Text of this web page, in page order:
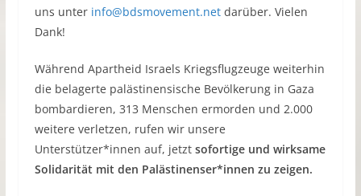
uns unter info@bdsmovement.netdarüber. Vielen
Dank!
Während Apartheid Israels Kriegsflugzeuge weiterhin
die belagerte palästinensische Bevölkerung in Gaza
bombardieren, 313 Menschen ermorden und 2.000
weitere verletzen, rufen wir unsere
Unterstützer*innen auf, jetzt sofortige und wirksame
Solidarität mit den Palästinenser*innen zu zeigen.